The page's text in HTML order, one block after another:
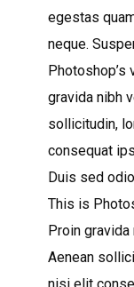
egestas
neque.
Photoshop’s
gravida nibh
sollicitudin,
consequat
Duis sed
This is
Proin
Aenean
nisi elit